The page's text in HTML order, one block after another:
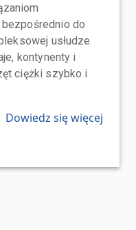
do
usłudze
kontynenty i
ciężki szybko i
Dowiedz się więcej